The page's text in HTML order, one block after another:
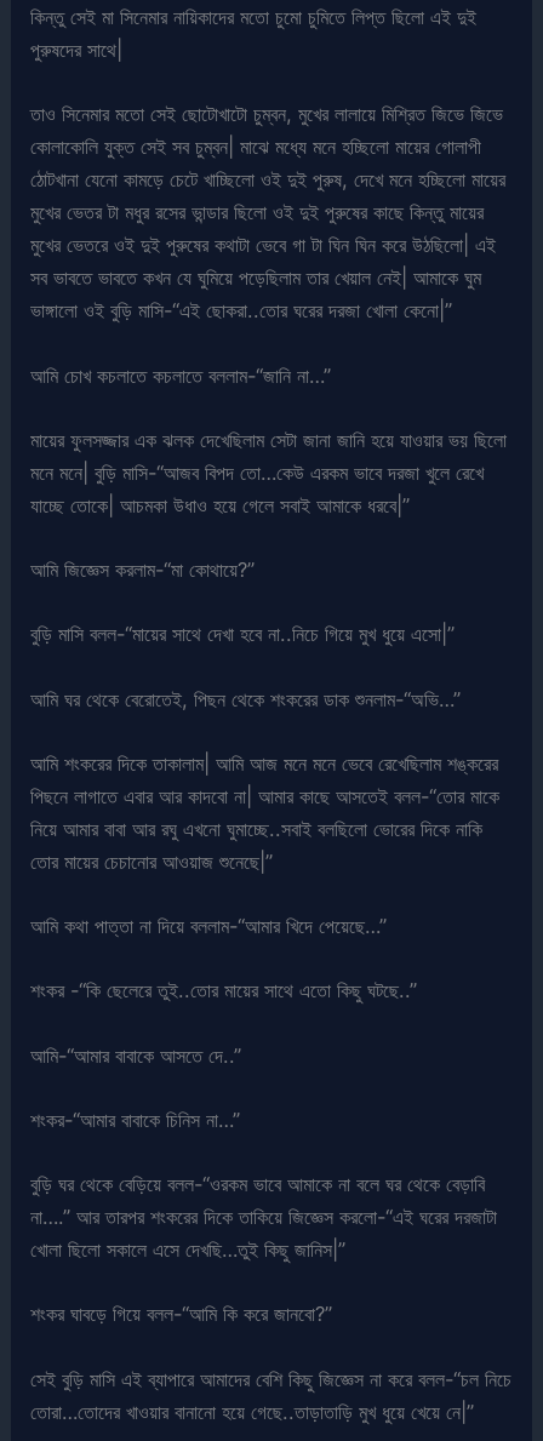
কিন্তু সেই মা সিনেমার নায়িকাদের মতো চুমো চুমিতে লিপ্ত ছিলো এই দুই
পুরুষদের সাথে|
তাও সিনেমার মতো সেই ছোটোখাটো চুম্বন, মুখের লালায়ে মিশ্রিত জিভে জিভে
কোলাকোলি যুক্ত সেই সব চুম্বন| মাঝে মধ্যে মনে হচ্ছিলো মায়ের গোলাপী
ঠোটখানা যেনো কামড়ে চেটে খাচ্ছিলো ওই দুই পুরুষ, দেখে মনে হচ্ছিলো মায়ের
মুখের ভেতর টা মধুর রসের ভান্ডার ছিলো ওই দুই পুরুষের কাছে কিন্তু মায়ের
মুখের ভেতরে ওই দুই পুরুষের কথাটা ভেবে গা টা ঘিন ঘিন করে উঠছিলো| এই
সব ভাবতে ভাবতে কখন যে ঘুমিয়ে পড়েছিলাম তার খেয়াল নেই| আমাকে ঘুম
ভাঙ্গালো ওই বুড়ি মাসি-“এই ছোকরা..তোর ঘরের দরজা খোলা কেনো|”
আমি চোখ কচলাতে কচলাতে বললাম-“জানি না…”
মায়ের ফুলসজ্জার এক ঝলক দেখেছিলাম সেটা জানা জানি হয়ে যাওয়ার ভয় ছিলো
মনে মনে| বুড়ি মাসি-“আজব বিপদ তো…কেউ এরকম ভাবে দরজা খুলে রেখে
যাচ্ছে তোকে| আচমকা উধাও হয়ে গেলে সবাই আমাকে ধরবে|”
আমি জিজ্ঞেস করলাম-“মা কোথায়ে?”
বুড়ি মাসি বলল-“মায়ের সাথে দেখা হবে না..নিচে গিয়ে মুখ ধুয়ে এসো|”
আমি ঘর থেকে বেরোতেই, পিছন থেকে শংকরের ডাক শুনলাম-“অভি…”
আমি শংকরের দিকে তাকালাম| আমি আজ মনে মনে ভেবে রেখেছিলাম শঙ্করের
পিছনে লাগাতে এবার আর কাদবো না| আমার কাছে আসতেই বলল-“তোর মাকে
নিয়ে আমার বাবা আর রঘু এখনো ঘুমাচ্ছে..সবাই বলছিলো ভোরের দিকে নাকি
তোর মায়ের চেচানোর আওয়াজ শুনেছে|”
আমি কথা পাত্তা না দিয়ে বললাম-“আমার খিদে পেয়েছে…”
শংকর -“কি ছেলেরে তুই..তোর মায়ের সাথে এতো কিছু ঘটছে..”
আমি-“আমার বাবাকে আসতে দে..”
শংকর-“আমার বাবাকে চিনিস না…”
বুড়ি ঘর থেকে বেড়িয়ে বলল-“ওরকম ভাবে আমাকে না বলে ঘর থেকে বেড়াবি
না….” আর তারপর শংকরের দিকে তাকিয়ে জিজ্ঞেস করলো-“এই ঘরের দরজাটা
খোলা ছিলো সকালে এসে দেখছি…তুই কিছু জানিস|”
শংকর ঘাবড়ে গিয়ে বলল-“আমি কি করে জানবো?”
সেই বুড়ি মাসি এই ব্যাপারে আমাদের বেশি কিছু জিজ্ঞেস না করে বলল-“চল নিচে
তোরা…তোদের খাওয়ার বানানো হয়ে গেছে..তাড়াতাড়ি মুখ ধুয়ে খেয়ে নে|”